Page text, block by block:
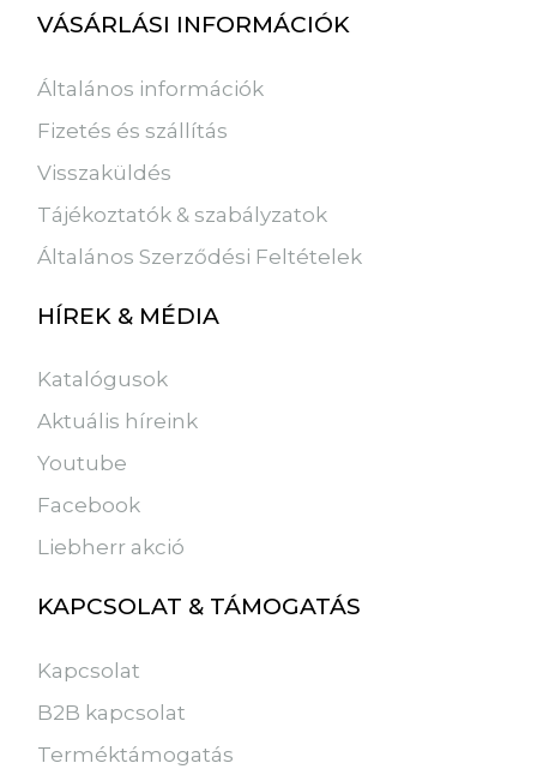
VÁSÁRLÁSI INFORMÁCIÓK
Általános információk
Fizetés és szállítás
Visszaküldés
Tájékoztatók & szabályzatok
Általános Szerződési Feltételek
HÍREK & MÉDIA
Katalógusok
Aktuális híreink
Youtube
Facebook
Liebherr akció
KAPCSOLAT & TÁMOGATÁS
Kapcsolat
B2B kapcsolat
Terméktámogatás